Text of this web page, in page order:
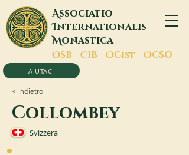
Associatio
Internationalis
Monastica
OSB - CIB - OCist - OCSO
AIUTACI
< Indietro
Collombey
Svizzera